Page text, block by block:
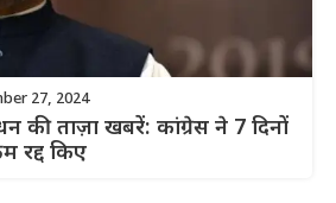
27, 2024
की ताज़ा खबरें: कांग्रेस ने 7 दिनों
रद्द किए